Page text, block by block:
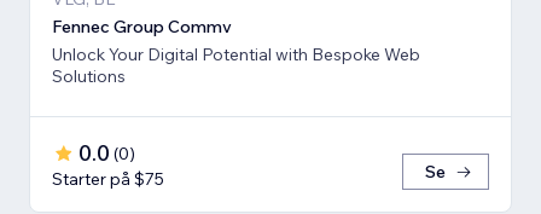
Fennec Group Commv
Unlock Your Digital Potential with Bespoke Web
Solutions
0.0 (0)
Starter på $75
Se